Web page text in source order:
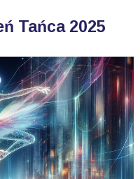
Tańca 2025